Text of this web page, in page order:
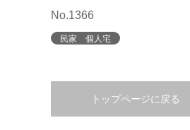
No.1366
民家 個人宅
トップページに戻る